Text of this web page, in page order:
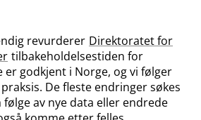
revurderer Direktoratet for
tilbakeholdelsestiden for
godkjent i Norge, og vi følger
De fleste endringer søkes
av nye data eller endrede